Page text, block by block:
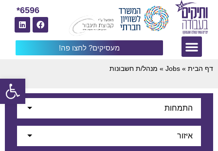
מעסיקים? לחצו פה!
6596*
דף הבית »
Jobs
» מנהל/ת חשבונות
התמחות
איזור